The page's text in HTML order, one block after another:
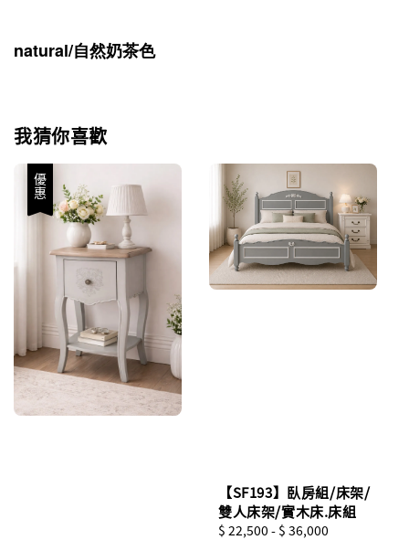
natural/自然奶茶色
我猜你喜歡
優惠
【SF193】臥房組/床架/
雙人床架/實木床.床組
Regular
$ 22,500 - $ 36,000